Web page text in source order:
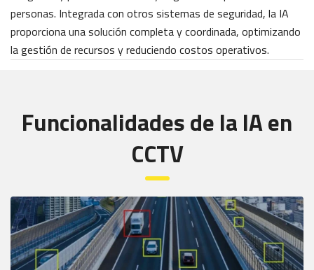
personas. Integrada con otros sistemas de seguridad, la IA
proporciona una solución completa y coordinada, optimizando
la gestión de recursos y reduciendo costos operativos.
Funcionalidades de la IA en
CCTV